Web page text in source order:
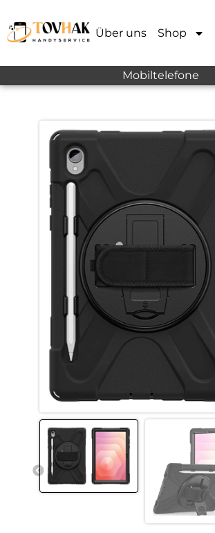
Über uns Shop
Mobiltelefone